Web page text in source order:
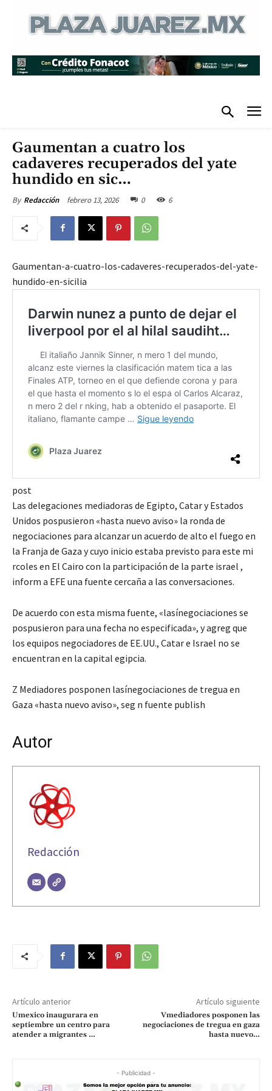
Gaumentan a cuatro los
cadaveres recuperados del yate
hundido en sic…
By Redacción febrero 13, 2026 0 6
Gaumentan-a-cuatro-los-cadaveres-recuperados-del-yate-
hundido-en-sicilia
post
Las delegaciones mediadoras de Egipto, Catar y Estados
Unidos pospusieron «hasta nuevo aviso» la ronda de
negociaciones para alcanzar un acuerdo de alto el fuego en
la Franja de Gaza y cuyo inicio estaba previsto para este mi
rcoles en El Cairo con la participación de la parte israel ,
inform a EFE una fuente cercaña a las conversaciones.
De acuerdo con esta misma fuente, «lasínegociaciones se
pospusieron para una fecha no especificada», y agreg que
los equipos negociadores de EE.UU., Catar e Israel no se
encuentran en la capital egipcia.
Z Mediadores posponen lasínegociaciones de tregua en
Gaza «hasta nuevo aviso», seg n fuente publish
Autor
Redacción
Artículo anterior
Umexico inaugurara en
septiembre un centro para
atender a migrantes …
Artículo siguiente
Vmediadores posponen las
negociaciones de tregua en gaza
hasta nuevo…
- Publicidad -